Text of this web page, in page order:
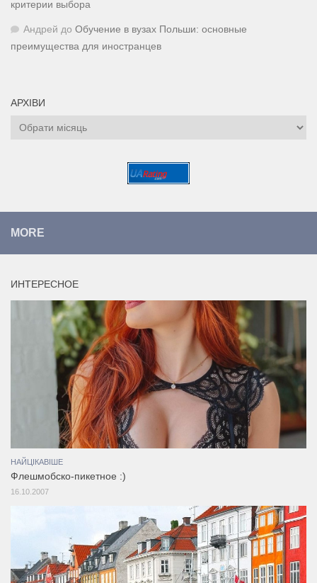
критерии выбора
Андрей до Обучение в вузах Польши: основные
преимущества для иностранцев
АРХІВИ
Архіви
MORE
ИНТЕРЕСНОЕ
НАЙЦІКАВІШЕ
Флешмобско-пикетное :)
16.10.2007